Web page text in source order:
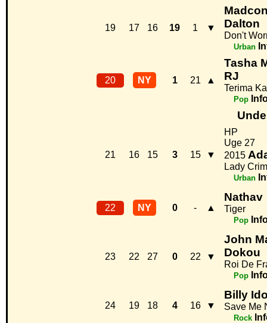
19 17 16 19 1 ▼
Dalton
Don't
Urban
20 NY 1 21 ▲
Tasha
RJ
Terima
Pop
21 16 15 3 15 ▼
HP
Uge 27
2015
Lady
Urban
22 NY 0 - ▲
Nathav
Tiger
Pop
23 22 27 0 22 ▼
John
Dokou
Roi De
Pop
24 19 18 4 16 ▼
Billy
Save Me
Rock